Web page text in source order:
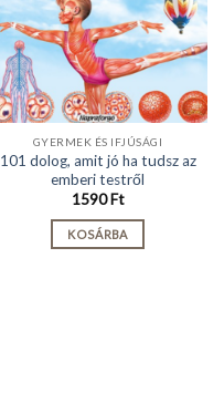
GYERMEK ÉS IFJÚSÁGI
101 dolog, amit jó ha tudsz az
emberi testről
1590Ft
KOSÁRBA